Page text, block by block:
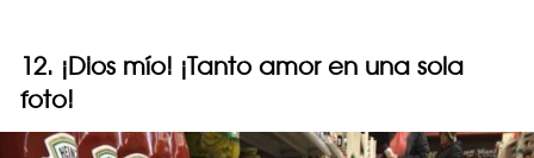
12. ¡Dios mío! ¡Tanto amor en una sola
foto!